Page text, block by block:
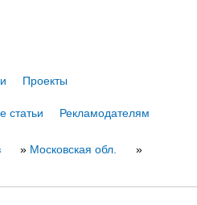
Проекты
статьи Рекламодателям
» Московская обл.
»